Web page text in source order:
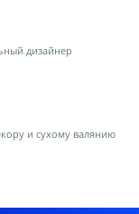
дизайнер
и сухому валянию